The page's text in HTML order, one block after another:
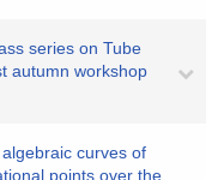
series on Tube
autumn workshop
curves of
points over the